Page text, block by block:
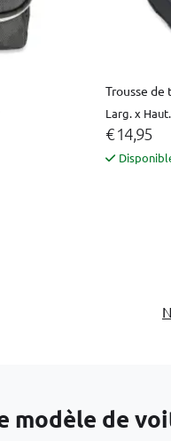
Trousse
Larg. x
€ 14,95
modèle de